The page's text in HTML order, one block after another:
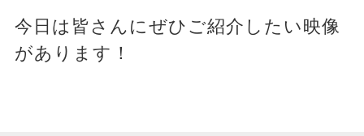
今日は皆さんにぜひご紹介したい映像
があります！